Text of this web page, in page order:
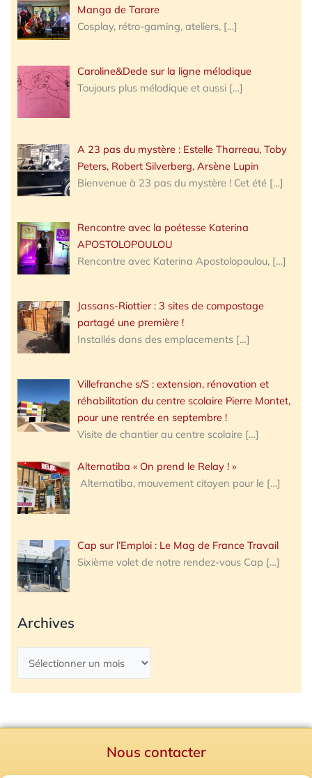
Manga de Tarare
Cosplay, rétro-gaming, ateliers, […]
Caroline&Dede sur la ligne mélodique
Toujours plus mélodique et aussi […]
A 23 pas du mystère : Estelle Tharreau, Toby
Peters, Robert Silverberg, Arsène Lupin
Bienvenue à 23 pas du mystère ! Cet été […]
Rencontre avec la poétesse Katerina
APOSTOLOPOULOU
Rencontre avec Katerina Apostolopoulou, […]
Jassans-Riottier : 3 sites de compostage
partagé une première !
Installés dans des emplacements […]
Villefranche s/S : extension, rénovation et
réhabilitation du centre scolaire Pierre Montet,
pour une rentrée en septembre !
Visite de chantier au centre scolaire […]
Alternatiba « On prend le Relay ! »
Alternatiba, mouvement citoyen pour le […]
Cap sur l’Emploi : Le Mag de France Travail
Sixième volet de notre rendez-vous Cap […]
Archives
Nous contacter